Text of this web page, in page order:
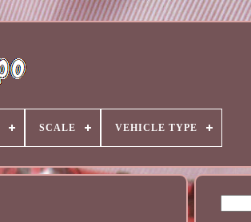
SCALE VEHICLE TYPE